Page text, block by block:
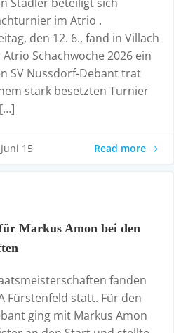
im Atrio .
den 12. 6., fand in Villach
Schachwoche 2026 ein
SV Nussdorf-Debant trat
stark besetzten Turnier
Juni 15 Read more
Markus Amon bei den
fanden
Fürstenfeld statt. Für den
ging mit Markus Amon